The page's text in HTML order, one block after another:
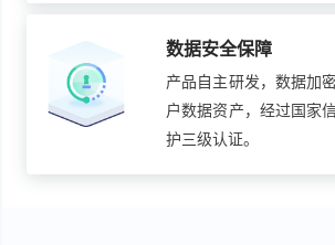
数据安全保障
产品自主研发，数据加
户数据资产，经过国家
护三级认证。